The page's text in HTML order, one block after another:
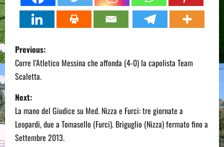
P
o
s
t
n
Previous:
Corre l’Atletico Messina che affonda (4-0) la capolista Team
Scaletta.
Next:
La mano del Giudice su Med. Nizza e Furci: tre giornate a
Leopardi, due a Tomasello (Furci). Briguglio (Nizza) fermato fino a
Settembre 2013.